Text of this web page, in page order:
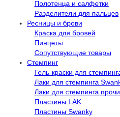
Полотенца и салфетки
Разделители для пальцев
Ресницы и брови
Краска для бровей
Пинцеты
Сопутствующие товары
Стемпинг
Гель-краски для
Лаки для стемпинга
Лаки для стемпинга
Пластины LAK
Пластины Swanky